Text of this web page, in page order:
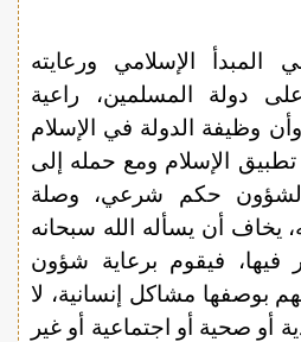
الإسلامي ورعايته
دولة المسلمين، راعية
وظيفة الدولة في الإسلام
الإسلام ومع حمله إلى
الشؤون حكم شرعي، وصلة
يخاف أن يسأله الله سبحانه
فيقوم برعاية شؤون
بوصفها مشاكل إنسانية، لا
أو صحية أو اجتماعية أو غير